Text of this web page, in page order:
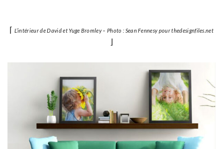
⌈ L’intérieur de David et Yuge Bromley – Photo : Sean Fennesy pour thedesignfiles.net
⌋